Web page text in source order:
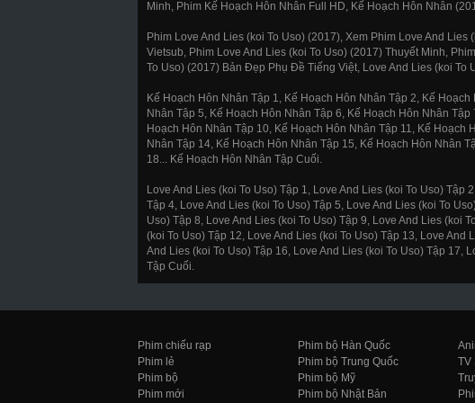
Minh, Phim Kế Hoạch Hôn Nhân Full HD, Kế Hoạch Hôn Nhân
Phim Love And Lies (koi To Uso) (2017), Xem Phim Love And
Vietsub, Phim Love And Lies (koi To Uso) (2017) Thuyết Minh,
To Uso) (2017) Bản Đẹp Phụ Đề Tiếng Việt, Love And Lies (koi To
Kế Hoạch Hôn Nhân Tập 1, Kế Hoạch Hôn Nhân Tập 2, Kế
Nhân Tập 5, Kế Hoạch Hôn Nhân Tập 6, Kế Hoạch Hôn Nhân
Hoạch Hôn Nhân Tập 10, Kế Hoạch Hôn Nhân Tập 11, Kế
Nhân Tập 14, Kế Hoạch Hôn Nhân Tập 15, Kế Hoạch Hôn Nhân
18... Kế Hoạch Hôn Nhân Tập Cuối.
Love And Lies (koi To Uso) Tập 1, Love And Lies (koi To Uso) Tập
Tập 4, Love And Lies (koi To Uso) Tập 5, Love And Lies (koi To
Uso) Tập 8, Love And Lies (koi To Uso) Tập 9, Love And Lies (koi
(koi To Uso) Tập 12, Love And Lies (koi To Uso) Tập 13, Love
And Lies (koi To Uso) Tập 16, Love And Lies (koi To Uso) Tập 17,
Tập Cuối.
Phim chiếu rạp
Phim lẻ
Phim bộ
Phim mới
Phim bộ Hàn Quốc
Phim bộ Trung Quốc
Phim bộ Mỹ
Phim bộ Nhật Bản
TV